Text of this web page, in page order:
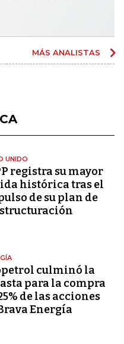
MÁS ANALISTAS
UNIDO
registra su mayor
histórica tras el
de su plan de
culminó la
para la compra
de las acciones
Energía